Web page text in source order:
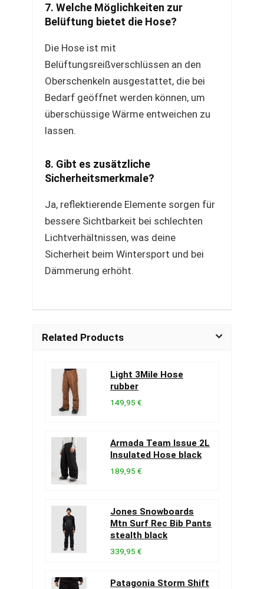
7. Welche Möglichkeiten zur
Belüftung bietet die Hose?
Die Hose ist mit
Belüftungsreißverschlüssen an den
Oberschenkeln ausgestattet, die bei
Bedarf geöffnet werden können, um
überschüssige Wärme entweichen zu
lassen.
8. Gibt es zusätzliche
Sicherheitsmerkmale?
Ja, reflektierende Elemente sorgen für
bessere Sichtbarkeit bei schlechten
Lichtverhältnissen, was deine
Sicherheit beim Wintersport und bei
Dämmerung erhöht.
Related Products
Light 3Mile Hose
rubber
149,95 €
Armada Team Issue 2L
Insulated Hose black
189,95 €
Jones Snowboards
Mtn Surf Rec Bib Pants
stealth black
339,95 €
Patagonia Storm Shift